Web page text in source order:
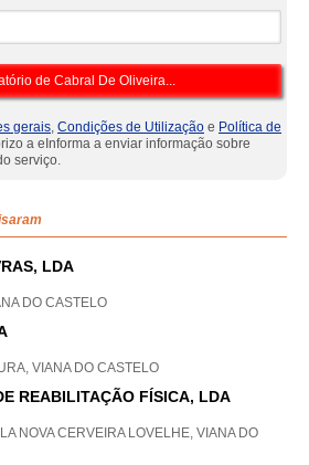
gerais, Condições de Utilização e Política de
a eInforma a enviar informação sobre
serviço.
LDA
DO CASTELO
VIANA DO CASTELO
REABILITAÇÃO FÍSICA, LDA
NOVA CERVEIRA LOVELHE, VIANA DO